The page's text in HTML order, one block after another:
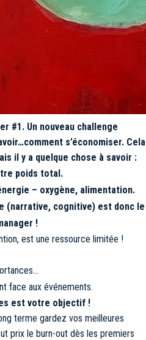
#1. Un nouveau challenge
s’économiser. Cela
il y a quelque chose à savoir :
poids total.
– oxygène, alimentation.
(narrative, cognitive) est donc le
!
est une ressource limitée !
face aux événements.
est votre objectif !
terme gardez vos meilleures
prix le burn-out dès les premiers